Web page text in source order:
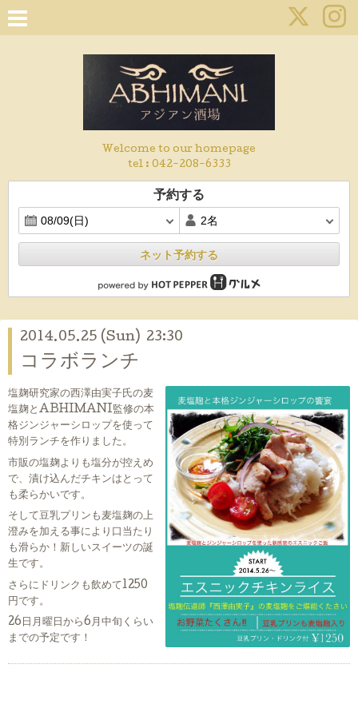
Welcome to our homepage
tel : 042-208-6333
予約する
ネット予約する
2014.05.25 (Sun) 23:30
コラボランチ
塩麹研究家の西澤由実子氏の麦
塩麹とABHIMANI監修の本
格ジンジャーシロップを使って
特別ランチを作りました。
市販の塩麹よりも塩分が控えめ
で、漬け込んだチキンはとって
も柔らかいです。
そして豆乳プリンも麦塩麹の上
澄みを加える事により口当たり
も滑らか！新しいスイーツの誕
生です。
さらにドリンクも飲めて1250
円です。
26日月曜日から6月中旬くらい
までの予定です！